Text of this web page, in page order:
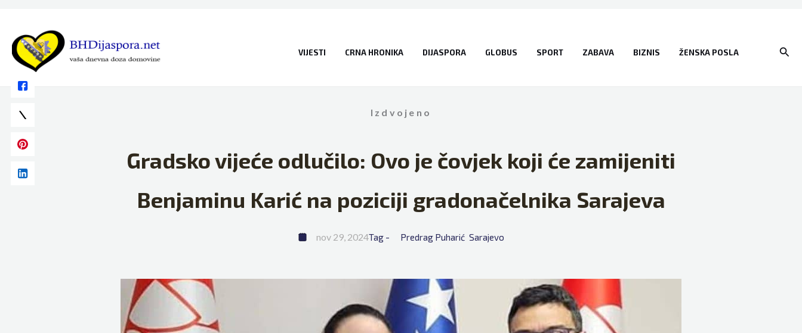
content
VIJESTI CRNA HRONIKA DIJASPORA GLOBUS SPORT ZABAVA BIZNIS ŽENSKA POSLA
Izdvojeno
Gradsko vijeće odlučilo: Ovo je čovjek koji će zamijeniti
Benjaminu Karić na poziciji gradonačelnika Sarajeva
nov 29, 2024Tag - Predrag Puharić Sarajevo